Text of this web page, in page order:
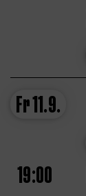
Fr11.9.
19:00